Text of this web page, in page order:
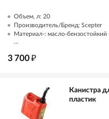
Объем, л: 20
Производитель/Бренд: Scepter
Материал-: масло-бензостойкий
...
3 700₽
Канистра
пластик